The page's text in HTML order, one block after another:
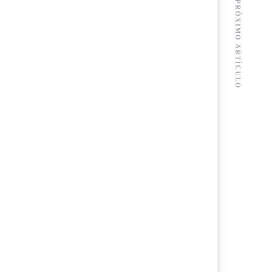
PRÓXIMO ARTÍCULO